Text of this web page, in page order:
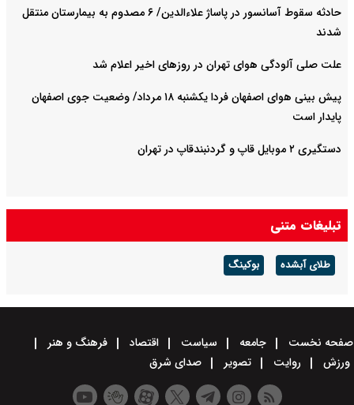
حادثه سقوط آسانسور در پاساژ علاءالدین/ ۶ مصدوم به بیمارستان منتقل
شدند
علت صلی آلودگی هوای تهران در روزهای اخیر اعلام شد
پیش بینی هوای اصفهان فردا یکشنبه ۱۸ مرداد/ وضعیت جوی اصفهان
پایدار است
دستگیری ۲ موبایل قاپ و گردنبندقاپ در تهران
تبلیغات متنی
طلای آبشده بوکینگ
صفحه نخست جامعه سیاست اقتصاد
فرهنگ و هنر
ورزش
روایت تصویر صدای شرق